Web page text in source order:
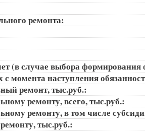
ремонта:
(в случае выбора
момента наступления
ремонт, тыс.руб.:
ремонту, всего, тыс.руб.:
ремонту, в том числе
тыс.руб.: